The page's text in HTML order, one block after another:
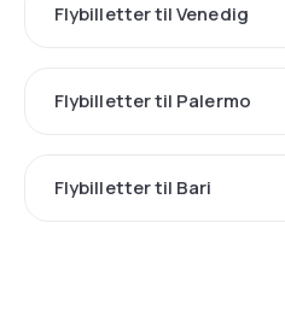
Flybilletter til Venedig
Flybilletter til Palermo
Flybilletter til Bari